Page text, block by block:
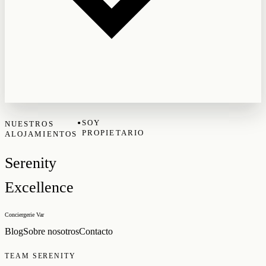
NUESTROS
ALOJAMIENTOS
•SOY
PROPIETARIO
Serenity
Excellence
Conciergerie Var
BlogSobre nosotrosContacto
TEAM SERENITY